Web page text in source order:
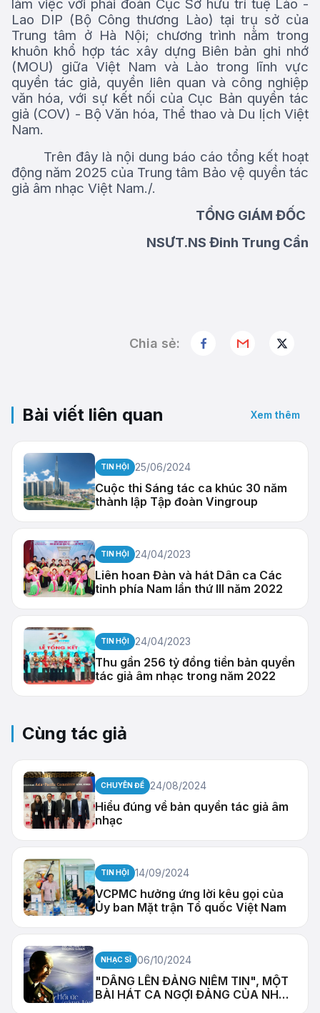
làm việc với phái đoàn Cục Sở hữu trí tuệ Lào -
Lao DIP (Bộ Công thương Lào) tại trụ sở của
Trung tâm ở Hà Nội; chương trình nằm trong
khuôn khổ hợp tác xây dựng Biên bản ghi nhớ
(MOU) giữa Việt Nam và Lào trong lĩnh vực
quyền tác giả, quyền liên quan và công nghiệp
văn hóa, với sự kết nối của Cục Bản quyền tác
giả (COV) - Bộ Văn hóa, Thể thao và Du lịch Việt
Nam.
Trên đây là nội dung báo cáo tổng kết hoạt
động năm 2025 của Trung tâm Bảo vệ quyền tác
giả âm nhạc Việt Nam./.
TỔNG GIÁM ĐỐC
NSƯT.NS Đinh Trung Cẩn
Chia sẻ:
Bài viết liên quan Xem thêm
TIN HỘI 25/06/2024
Cuộc thi Sáng tác ca khúc 30 năm
thành lập Tập đoàn Vingroup
TIN HỘI 24/04/2023
Liên hoan Đàn và hát Dân ca Các
tỉnh phía Nam lần thứ III năm 2022
TIN HỘI 24/04/2023
Thu gần 256 tỷ đồng tiền bản quyền
tác giả âm nhạc trong năm 2022
Cùng tác giả
CHUYÊN ĐỀ 24/08/2024
Hiểu đúng về bản quyền tác giả âm
nhạc
TIN HỘI 14/09/2024
VCPMC hưởng ứng lời kêu gọi của
Ủy ban Mặt trận Tổ quốc Việt Nam
NHẠC SĨ 06/10/2024
"DÂNG LÊN ĐẢNG NIỀM TIN", MỘT
BÀI HÁT CA NGỢI ĐẢNG CỦA NHẠC